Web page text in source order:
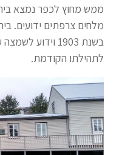
מלחים צרפתים ידועים.
בשנת 1903
לתהילתו הקודמת.